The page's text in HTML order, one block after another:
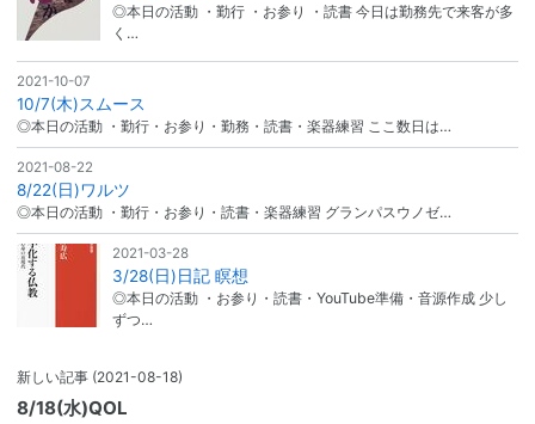
◎本日の活動 ・勤行 ・お参り ・読書 今日は勤務先で来客が多
く…
2021-10-07
10/7(木)スムース
◎本日の活動 ・勤行・お参り・勤務・読書・楽器練習 ここ数日は…
2021-08-22
8/22(日)ワルツ
◎本日の活動 ・勤行・お参り・読書・楽器練習 グランパスウノゼ…
2021-03-28
3/28(日)日記 瞑想
◎本日の活動 ・お参り・読書・YouTube準備・音源作成 少し
ずつ…
新しい記事 (2021-08-18)
8/18(水)QOL